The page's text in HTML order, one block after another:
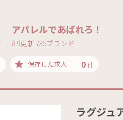
アパレルであばれろ！
8.9更新 735ブランド
保存した求人 0件
ラグジュ